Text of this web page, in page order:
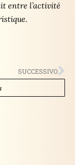
entre l’activité
SUCCESSIVO